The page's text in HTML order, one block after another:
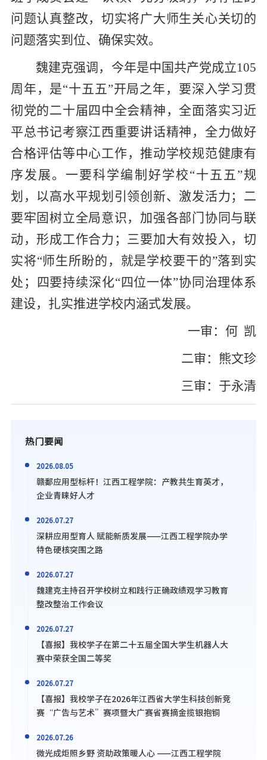
问题认真整改，切实将广大师生关心关切的
问题落实到位、确保实效。
魏建克强调，今年是中国共产党成立105
周年 ， 是“十五五”开局之年 ， 要深入学习贯
彻党的二十届四中全会精神，全面落实习近
平总书记考察江西重要讲话精神 ，全力做好
合格评估等中心工作，推动学校规范健康有
序发展。一要科学编制 好学校“十五五”规
划，以高水平规划引领创新、激发活力；二
要牢固树立全局意识，加强各部门协同与联
动，形成工作合力；三要加大有效投入，切
实将“师生所盼的，就是学校要干的”落到实
处；四要持续深化“四位一体”协同治理体系
建设，扎实推进学校内涵式发展。
一审：何 凯
二审：熊文珍
三审：于永清
热门要闻
2026.08.05
赣鄱应用型标杆！江西工程学院：产教共生育英才，
企业青睐好人才
2026.07.27
深耕应用型育人 赋能新质发展——江西工程学院办学
特色硬核突围之路
2026.07.27
魏建克主持召开学校树立和践行正确政绩观学习教育
整改整治工作会议
2026.07.27
【喜报】我校学子在第二十五届全国大学生机器人大
赛中荣获全国二等奖
2026.07.27
【喜报】我校学子在2026年江西省大学生科技创新竞
赛“广告与艺术”赛项暨大广赛省赛摘金揽银抱铜
2026.07.26
微光成炬照乡野 资助政策暖人心 ——江西工程学院